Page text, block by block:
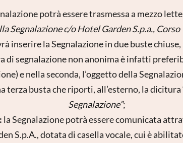
potrà essere trasmessa a mezzo
Segnalazione c/o Hotel Garden S.p.a.,
inserire la Segnalazione in due buste
di segnalazione non anonima è infatti
e nella seconda, l’oggetto della
terza busta che riporti, all’esterno, la dicitura
Segnalazione”;
: la Segnalazione potrà essere comunicata
S.p.A., dotata di casella vocale, cui è